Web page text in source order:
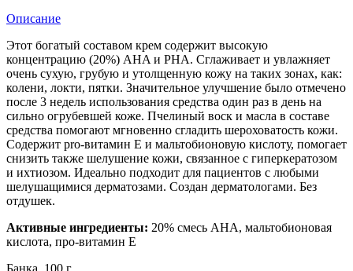
Описание
Этот богатый составом крем содержит высокую
концентрацию (20%) AHA и PHA. Сглаживает и увлажняет
очень сухую, грубую и утолщенную кожу на таких зонах, как:
колени, локти, пятки. Значительное улучшение было отмечено
после 3 недель использования средства один раз в день на
сильно огрубевшей коже. Пчелиный воск и масла в составе
средства помогают мгновенно сгладить шероховатость кожи.
Содержит pro-витамин Е и мальтобионовую кислоту, помогает
снизить также шелушение кожи, связанное с гиперкератозом
и ихтиозом. Идеально подходит для пациентов с любыми
шелушащимися дерматозами. Создан дерматологами. Без
отдушек.
Активные ингредиенты: 20% смесь AHA, мальтобионовая
кислота, про-витамин Е